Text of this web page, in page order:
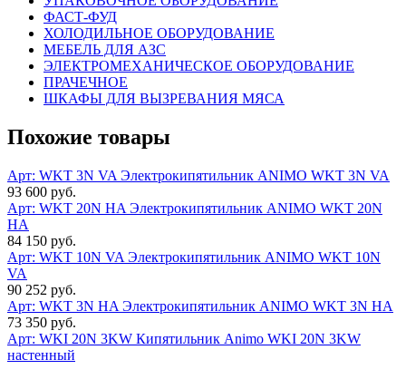
ФАСТ-ФУД
ХОЛОДИЛЬНОЕ ОБОРУДОВАНИЕ
МЕБЕЛЬ ДЛЯ АЗС
ЭЛЕКТРОМЕХАНИЧЕСКОЕ ОБОРУДОВАНИЕ
ПРАЧЕЧНОЕ
ШКАФЫ ДЛЯ ВЫЗРЕВАНИЯ МЯСА
Похожие товары
Арт: WKT 3N VA Электрокипятильник ANIMO WKT 3N VA
93 600 руб.
Арт: WKT 20N HA Электрокипятильник ANIMO WKT 20N
HA
84 150 руб.
Арт: WKT 10N VA Электрокипятильник ANIMO WKT 10N
VA
90 252 руб.
Арт: WKT 3N HA Электрокипятильник ANIMO WKT 3N HA
73 350 руб.
Арт: WKI 20N 3KW Кипятильник Animo WKI 20N 3KW
настенный